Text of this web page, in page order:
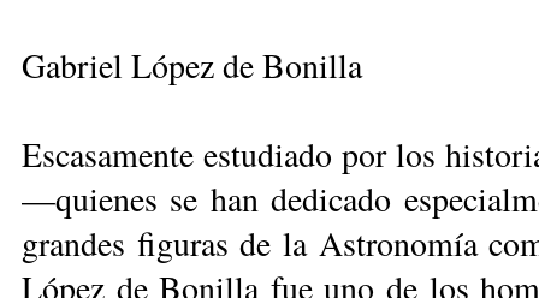
Gabriel López de Bonilla
Es­ca­sa­men­te es­tu­dia­do por los
—quie­nes se han de­di­ca­do
gran­des fi­gu­ras de la As­tro­no­mía
Ló­pez de Bo­ni­lla fue uno de los